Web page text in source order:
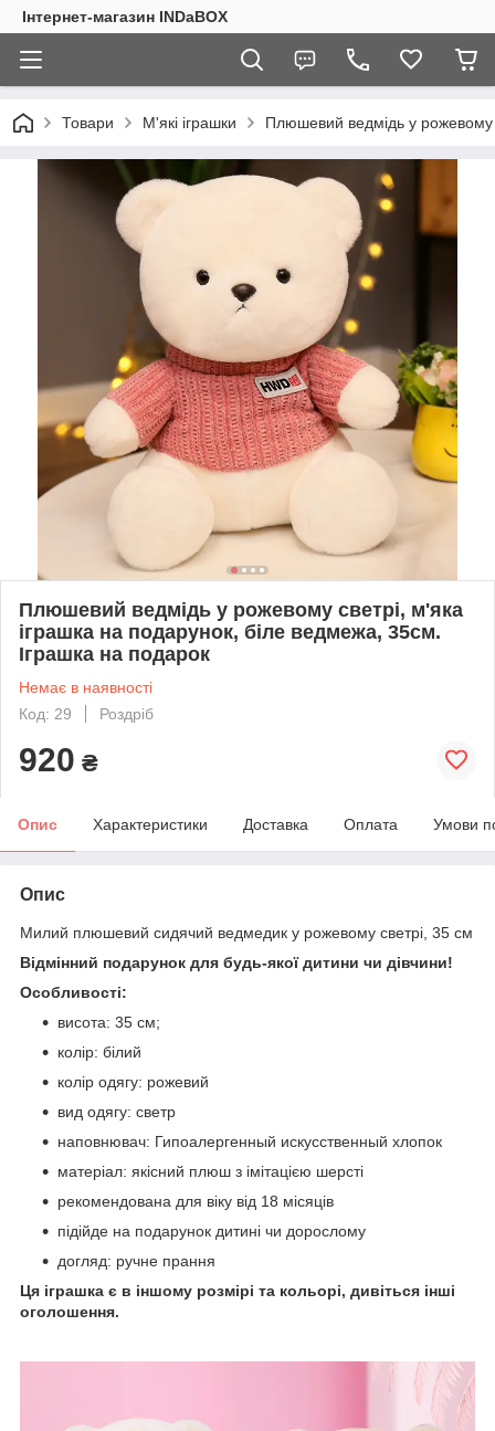
Інтернет-магазин INDaBOX
Товари М'які іграшки Плюшевий ведмідь у рожевому
Плюшевий ведмідь у рожевому светрі, м'яка
іграшка на подарунок, біле ведмежа, 35см.
Іграшка на подарок
Немає в наявності
Код: 29
Роздріб
920 ₴
Опис Характеристики Доставка Оплата Умови
Опис
Милий плюшевий сидячий ведмедик у рожевому светрі, 35 см
Відмінний подарунок для будь-якої дитини чи дівчини!
Особливості:
висота: 35 см;
колір: білий
колір одягу: рожевий
вид одягу: светр
наповнювач: Гипоалергенный искусственный хлопок
матеріал: якісний плюш з імітацією шерсті
рекомендована для віку від 18 місяців
підійде на подарунок дитині чи дорослому
догляд: ручне прання
Ця іграшка є в іншому розмірі та кольорі, дивіться інші
оголошення.